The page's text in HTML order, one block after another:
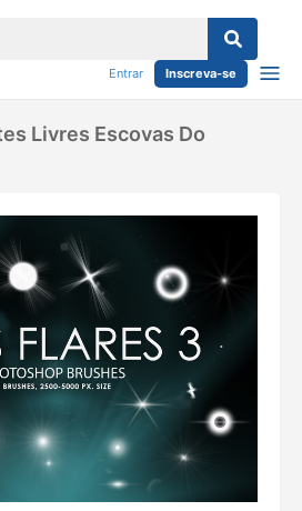
Entrar Inscreva-se
Livres Escovas Do